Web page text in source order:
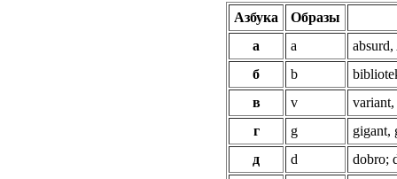
Азбука
Образы
а
a
б
b
в
v
г
g
gigant,
д
d
dobro;